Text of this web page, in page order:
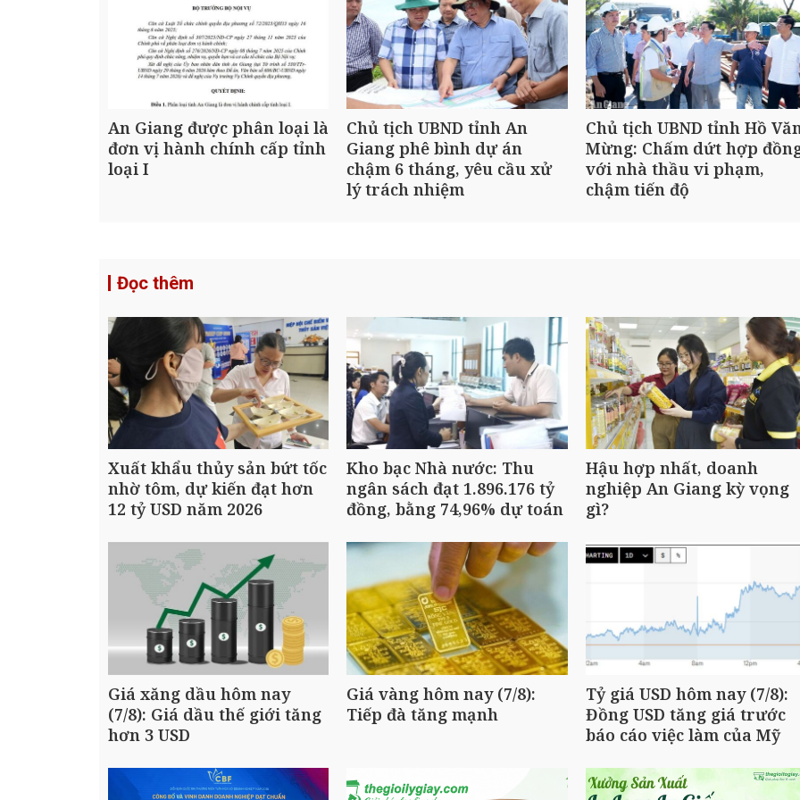
An Giang được phân loại là
đơn vị hành chính cấp tỉnh
loại I
Chủ tịch UBND tỉnh An
Giang phê bình dự án
chậm 6 tháng, yêu cầu xử
lý trách nhiệm
Chủ tịch UBND tỉnh Hồ
Mừng: Chấm dứt hợp
với nhà thầu vi phạm,
chậm tiến độ
Đọc thêm
Xuất khẩu thủy sản bứt tốc
nhờ tôm, dự kiến đạt hơn
12 tỷ USD năm 2026
Kho bạc Nhà nước: Thu
ngân sách đạt 1.896.176 tỷ
đồng, bằng 74,96% dự toán
Hậu hợp nhất, doanh
nghiệp An Giang kỳ vọng
gì?
Giá xăng dầu hôm nay
(7/8): Giá dầu thế giới tăng
hơn 3 USD
Giá vàng hôm nay (7/8):
Tiếp đà tăng mạnh
Tỷ giá USD hôm nay (7/8):
Đồng USD tăng giá trước
báo cáo việc làm của Mỹ